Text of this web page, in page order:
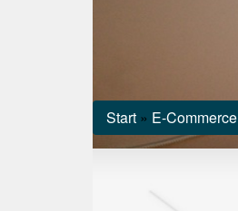
Start » E-Commerce